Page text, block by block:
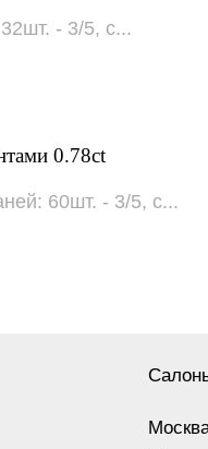
- 3/5, с...
0.78ct
60шт. - 3/5, с...